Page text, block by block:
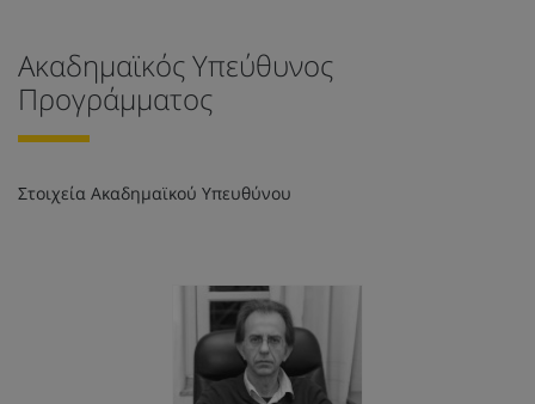
Ακαδημαϊκός Υπεύθυνος
Προγράμματος
Στοιχεία Ακαδημαϊκού Υπευθύνου